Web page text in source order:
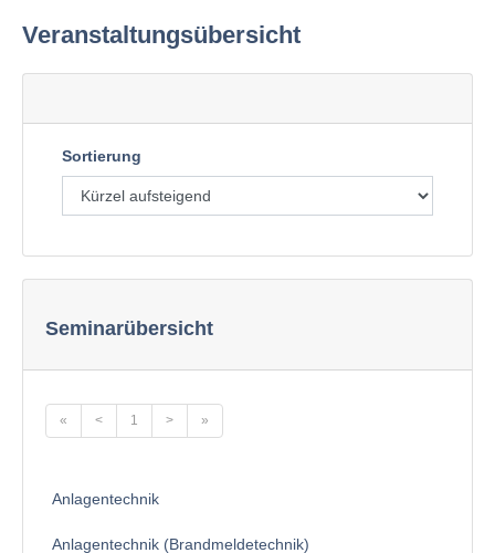
Veranstaltungsübersicht
Sortierung
Seminarübersicht
« < 1 > »
Anlagentechnik
Anlagentechnik (Brandmeldetechnik)